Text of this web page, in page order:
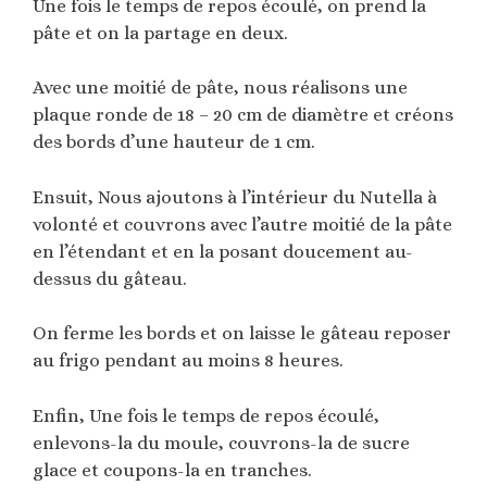
Une fois le temps de repos écoulé, on prend la
pâte et on la partage en deux.
Avec une moitié de pâte, nous réalisons une
plaque ronde de 18 – 20 cm de diamètre et créons
des bords d’une hauteur de 1 cm.
Ensuit, Nous ajoutons à l’intérieur du Nutella à
volonté et couvrons avec l’autre moitié de la pâte
en l’étendant et en la posant doucement au-
dessus du gâteau.
On ferme les bords et on laisse le gâteau reposer
au frigo pendant au moins 8 heures.
Enfin, Une fois le temps de repos écoulé,
enlevons-la du moule, couvrons-la de sucre
glace et coupons-la en tranches.